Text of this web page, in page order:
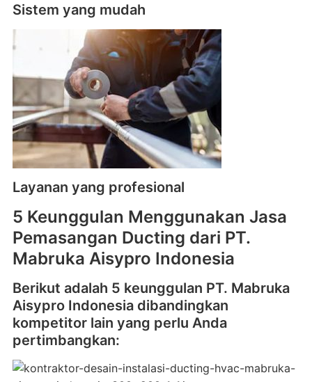
Sistem yang mudah
Layanan yang profesional
5 Keunggulan Menggunakan Jasa
Pemasangan Ducting dari PT.
Mabruka Aisypro Indonesia
Berikut adalah 5 keunggulan PT. Mabruka
Aisypro Indonesia dibandingkan
kompetitor lain yang perlu Anda
pertimbangkan: